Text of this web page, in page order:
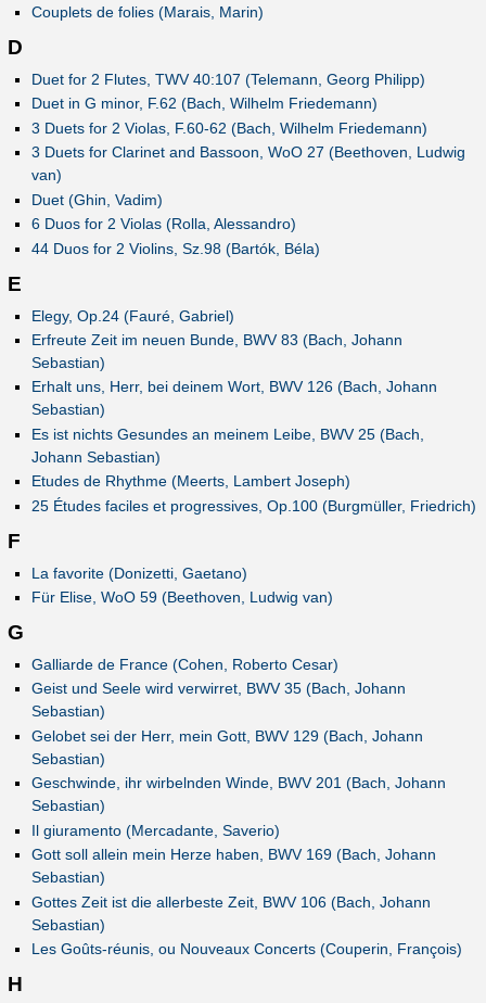
Couplets de folies (Marais, Marin)
D
Duet for 2 Flutes, TWV 40:107 (Telemann, Georg Philipp)
Duet in G minor, F.62 (Bach, Wilhelm Friedemann)
3 Duets for 2 Violas, F.60-62 (Bach, Wilhelm Friedemann)
3 Duets for Clarinet and Bassoon, WoO 27 (Beethoven, Ludwig
van)
Duet (Ghin, Vadim)
6 Duos for 2 Violas (Rolla, Alessandro)
44 Duos for 2 Violins, Sz.98 (Bartók, Béla)
E
Elegy, Op.24 (Fauré, Gabriel)
Erfreute Zeit im neuen Bunde, BWV 83 (Bach, Johann
Sebastian)
Erhalt uns, Herr, bei deinem Wort, BWV 126 (Bach, Johann
Sebastian)
Es ist nichts Gesundes an meinem Leibe, BWV 25 (Bach,
Johann Sebastian)
Etudes de Rhythme (Meerts, Lambert Joseph)
25 Études faciles et progressives, Op.100 (Burgmüller, Friedrich)
F
La favorite (Donizetti, Gaetano)
Für Elise, WoO 59 (Beethoven, Ludwig van)
G
Galliarde de France (Cohen, Roberto Cesar)
Geist und Seele wird verwirret, BWV 35 (Bach, Johann
Sebastian)
Gelobet sei der Herr, mein Gott, BWV 129 (Bach, Johann
Sebastian)
Geschwinde, ihr wirbelnden Winde, BWV 201 (Bach, Johann
Sebastian)
Il giuramento (Mercadante, Saverio)
Gott soll allein mein Herze haben, BWV 169 (Bach, Johann
Sebastian)
Gottes Zeit ist die allerbeste Zeit, BWV 106 (Bach, Johann
Sebastian)
Les Goûts-réunis, ou Nouveaux Concerts (Couperin, François)
H